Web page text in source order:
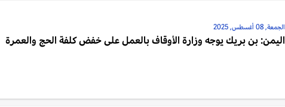
الجمعة, 08 أغسطس, 2025
اليمن: بن بريك يوجه وزارة الأوقاف بالعمل على خفض كلفة الحج والعمرة